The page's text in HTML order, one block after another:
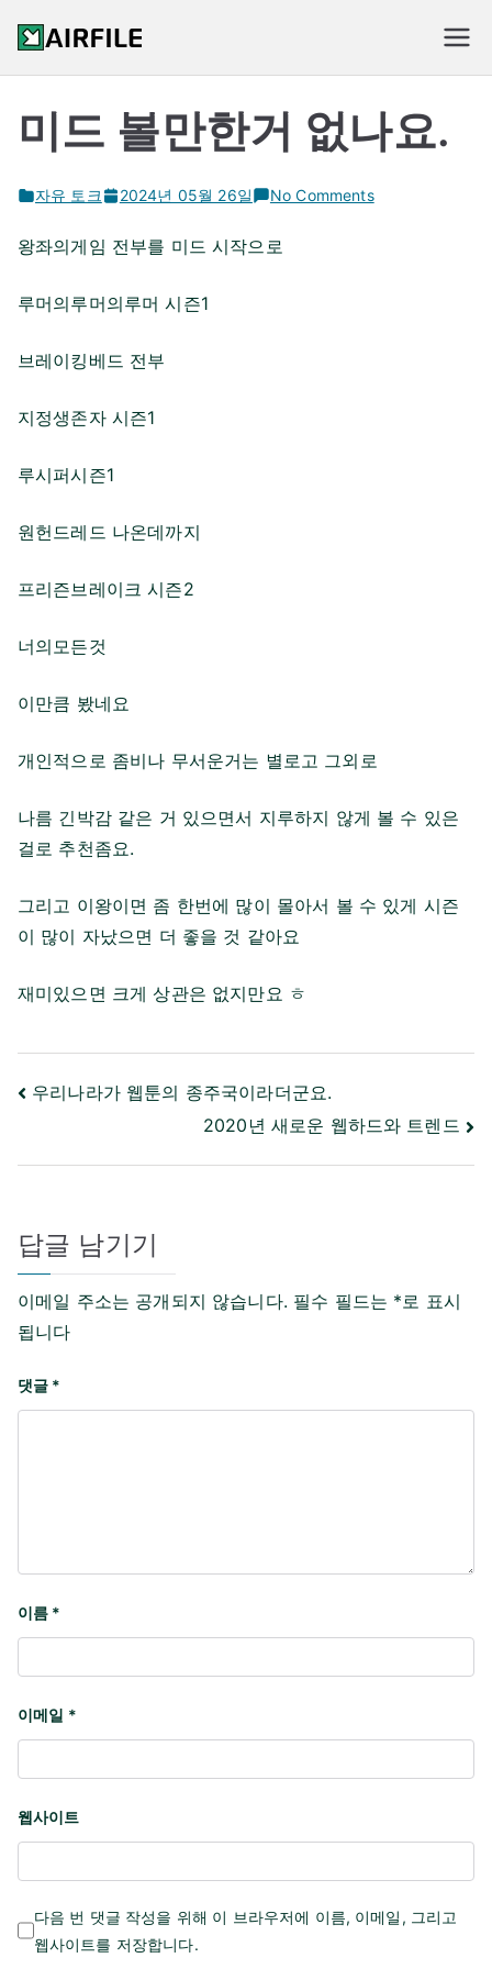
content
신규 웹하드 순위
미드 볼만한거 없나요.
자유 토크 2024년 05월 26일 No Commentson
왕좌의게임 전부를 미드 시작으로
루머의루머의루머 시즌1
브레이킹베드 전부
지정생존자 시즌1
루시퍼시즌1
원헌드레드 나온데까지
프리즌브레이크 시즌2
너의모든것
이만큼 봤네요
개인적으로 좀비나 무서운거는 별로고 그외로
나름 긴박감 같은 거 있으면서 지루하지 않게 볼 수 있은
걸로 추천좀요.
그리고 이왕이면 좀 한번에 많이 몰아서 볼 수 있게 시즌
이 많이 자났으면 더 좋을 것 같아요
재미있으면 크게 상관은 없지만요 ㅎ
글우리나라가 웹툰의 종주국이라더군요.
2020년 새로운 웹하드와 트렌드
답글 남기기
이메일 주소는 공개되지 않습니다. 필수 필드는 *로 표시
됩니다
댓글 *
이름 *
이메일 *
웹사이트
다음 번 댓글 작성을 위해 이 브라우저에 이름, 이메일, 그리고
웹사이트를 저장합니다.